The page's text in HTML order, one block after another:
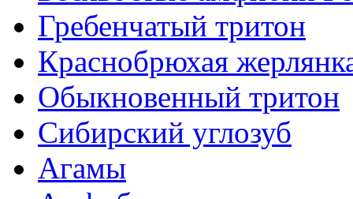
Гребенчатый тритон
Краснобрюхая
Обыкновенный тритон
Сибирский углозуб
Агамы